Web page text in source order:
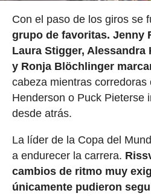
Con el paso de los giros se
grupo de favoritas. Jenny
Laura Stigger, Alessandra
y Ronja Blöchlinger
cabeza mientras corredoras
Henderson o Puck Pieterse
desde atrás.
La líder de la Copa del
a endurecer la carrera.
cambios de ritmo muy
únicamente pudieron